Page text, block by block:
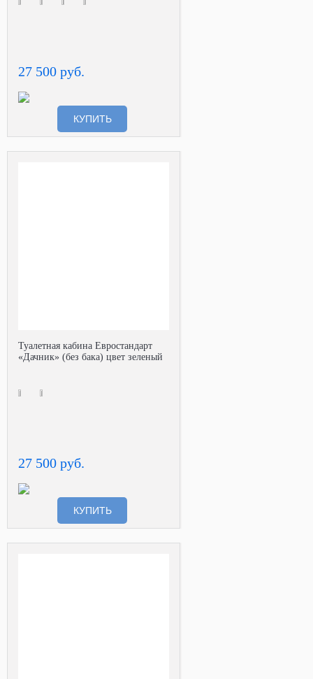
27 500 руб.
КУПИТЬ
Туалетная кабина Евростандарт
«Дачник» (без бака) цвет зеленый
27 500 руб.
КУПИТЬ